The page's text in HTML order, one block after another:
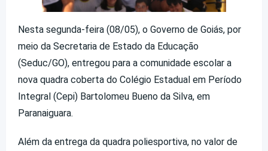
Nesta segunda-feira (08/05), o Governo de Goiás, por
meio da Secretaria de Estado da Educação
(Seduc/GO), entregou para a comunidade escolar a
nova quadra coberta do Colégio Estadual em Período
Integral (Cepi) Bartolomeu Bueno da Silva, em
Paranaiguara.
Além da entrega da quadra poliesportiva, no valor de